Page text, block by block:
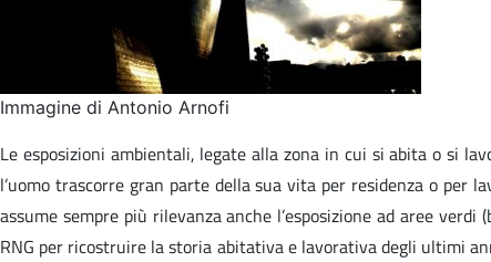
Immagine di Antonio Arnofi
Le esposizioni ambientali, legate alla zona in cui si abita o si
l’uomo trascorre gran parte della sua vita per residenza o per
assume sempre più rilevanza anche l’esposizione ad aree
RNG per ricostruire la storia abitativa e lavorativa degli ultimi